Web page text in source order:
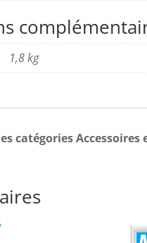
1,8 kg
catégories Accessoires